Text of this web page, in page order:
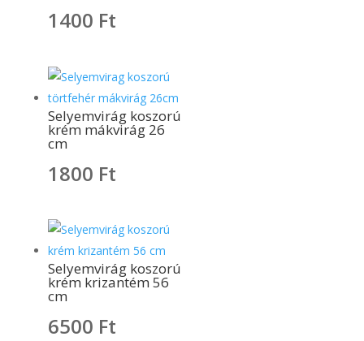
1400 Ft
Selyemvirág koszorú
krém mákvirág 26
cm
1800 Ft
Selyemvirág koszorú
krém krizantém 56
cm
6500 Ft